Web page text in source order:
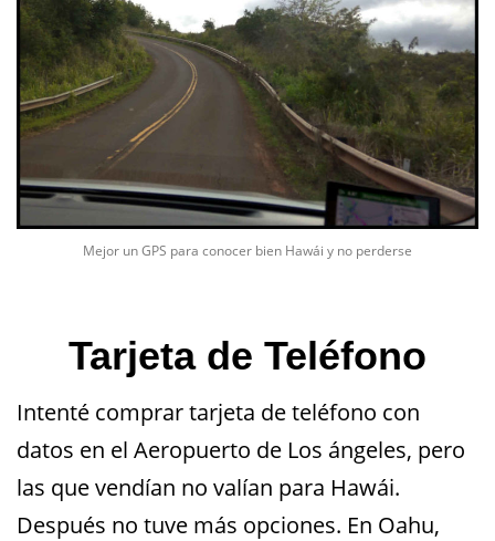
Mejor un GPS para conocer bien Hawái y no perderse
Tarjeta de Teléfono
Intenté comprar tarjeta de teléfono con
datos en el Aeropuerto de Los ángeles, pero
las que vendían no valían para Hawái.
Después no tuve más opciones. En Oahu,